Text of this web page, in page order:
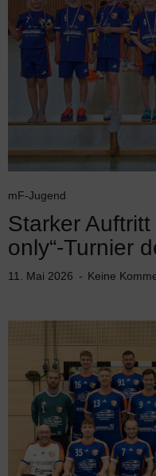
mF-Jugend
Starker
only“-Turnier
11. Mai 2026 Keine